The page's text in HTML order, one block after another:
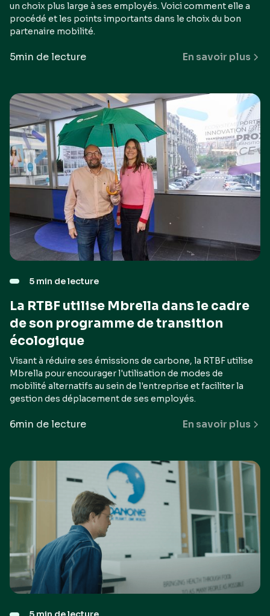
un choix plus large à ses employés. Voici comment elle a
procédé et les points importants dans le choix du bon
partenaire mobilité.
5min de lecture En savoir plus
5 min de lecture
La RTBF utilise Mbrella dans le cadre
de son programme de transition
écologique
Visant à réduire ses émissions de carbone, la RTBF utilise
Mbrella pour encourager l'utilisation de modes de
mobilité alternatifs au sein de l'entreprise et faciliter la
gestion des déplacement de ses employés.
6min de lecture En savoir plus